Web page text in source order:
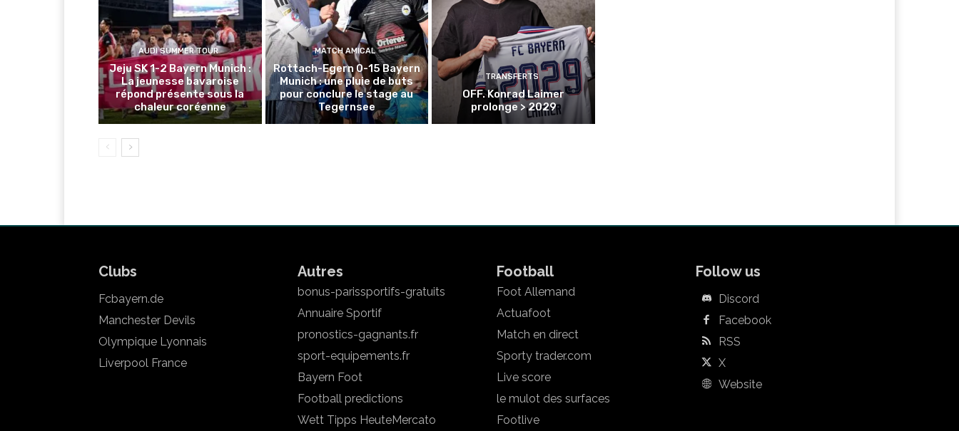
AUDI SUMMER TOUR
Jeju SK 1-2 Bayern Munich :
La jeunesse bavaroise
répond présente sous la
chaleur coréenne
MATCH AMICAL
Rottach-Egern 0-15 Bayern
Munich : une pluie de buts
pour conclure le stage au
Tegernsee
TRANSFERTS
OFF. Konrad Laimer
prolonge > 2029
Clubs
Fcbayern.de
Manchester Devils
Olympique Lyonnais
Liverpool France
Autres
bonus-parissportifs-gratuits
Annuaire Sportif
pronostics-gagnants.fr
sport-equipements.fr
Bayern Foot
Football predictions
Wett Tipps HeuteMercato
Football
Foot Allemand
Actuafoot
Match en direct
Sporty trader.com
Live score
le mulot des surfaces
Footlive
Follow us
Discord
Facebook
RSS
X
Website